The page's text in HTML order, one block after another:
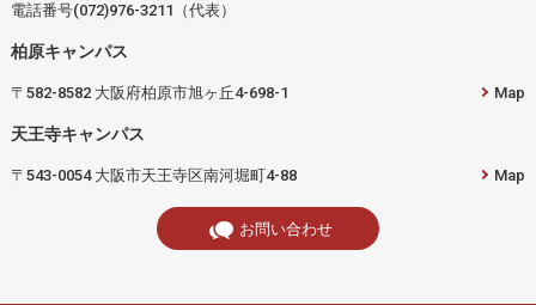
電話番号(072)976-3211（代表）
柏原キャンパス
〒582-8582 大阪府柏原市旭ヶ丘4-698-1 Map
天王寺キャンパス
〒543-0054 大阪市天王寺区南河堀町4-88 Map
お問い合わせ